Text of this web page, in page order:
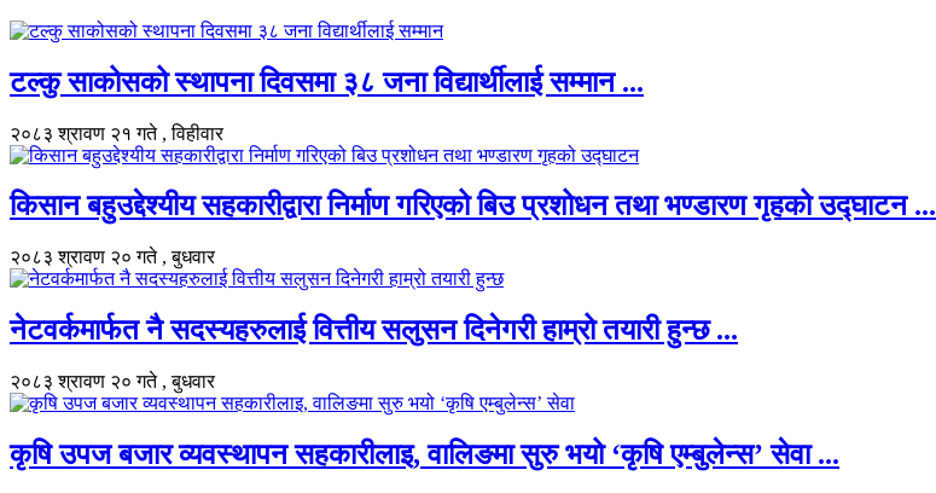
टल्कु साकोसको स्थापना दिवसमा ३८ जना विद्यार्थीलाई सम्मान ...
२०८३ श्रावण २१ गते , विहीवार
किसान बहुउद्देश्यीय सहकारीद्वारा निर्माण गरिएको बिउ प्रशोधन तथा भण्डारण गृहको उद्घाटन ...
२०८३ श्रावण २० गते , बुधवार
नेटवर्कमार्फत नै सदस्यहरुलाई वित्तीय सलुसन दिनेगरी हाम्रो तयारी हुन्छ ...
२०८३ श्रावण २० गते , बुधवार
कृषि उपज बजार व्यवस्थापन सहकारीलाइ, वालिङमा सुरु भयो ‘कृषि एम्बुलेन्स’ सेवा ...